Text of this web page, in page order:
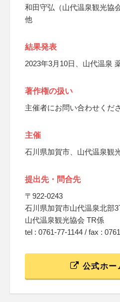
和田守弘（山代温泉観光協
他
結果発表
2023年3月10日、山代温泉
著作権の扱い
主催者にお問い合わせくだ
主催
石川県加賀市、山代温泉観
提出先・問合先
〒922-0243
石川県加賀市山代温泉北部
山代温泉観光協会 TR係
tel : 0761-77-1144 / fax :
公式ホー